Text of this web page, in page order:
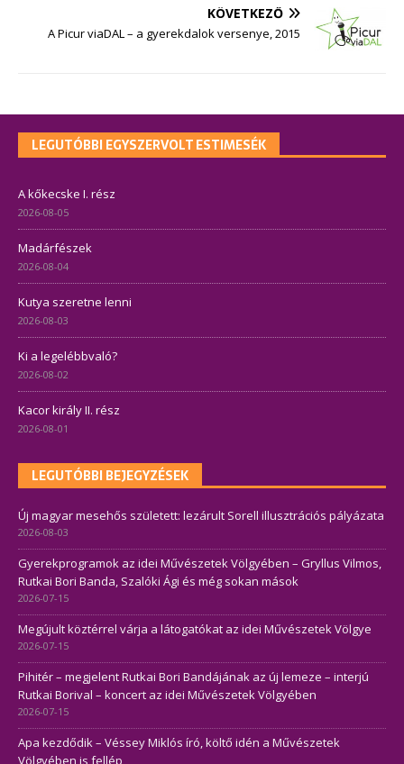
KÖVETKEZŐ
A Picur viaDAL – a gyerekdalok versenye, 2015
LEGUTÓBBI EGYSZERVOLT ESTIMESÉK
A kőkecske I. rész
2026-08-05
Madárfészek
2026-08-04
Kutya szeretne lenni
2026-08-03
Ki a legelébbvaló?
2026-08-02
Kacor király II. rész
2026-08-01
LEGUTÓBBI BEJEGYZÉSEK
Új magyar mesehős született: lezárult Sorell illusztrációs pályázata
2026-08-03
Gyerekprogramok az idei Művészetek Völgyében – Gryllus Vilmos,
Rutkai Bori Banda, Szalóki Ági és még sokan mások
2026-07-15
Megújult köztérrel várja a látogatókat az idei Művészetek Völgye
2026-07-15
Pihitér – megjelent Rutkai Bori Bandájának az új lemeze – interjú
Rutkai Borival – koncert az idei Művészetek Völgyében
2026-07-15
Apa kezdődik – Véssey Miklós író, költő idén a Művészetek
Völgyében is fellép